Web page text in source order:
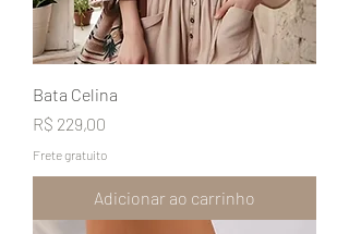
Bata Celina
Preço
R$ 229,00
Frete gratuito
Adicionar ao carrinho